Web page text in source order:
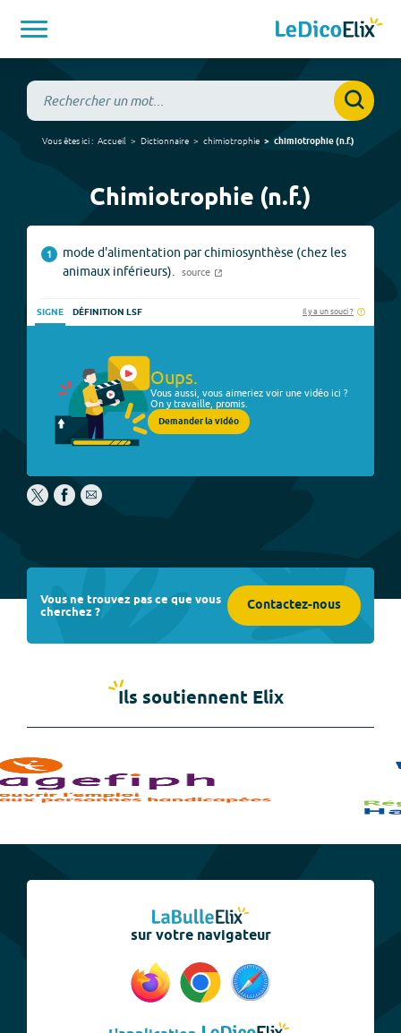
Vous êtes ici : Accueil Dictionnaire chimiotrophie chimiotrophie(n.f.)
Chimiotrophie (n.f.)
1
mode d'alimentation par chimiosynthèse (chez les
animaux inférieurs).
source
SIGNE DÉFINITION LSF Il y a un souci ?
Oups.
Vous aussi, vous aimeriez voir une vidéo ici ?
On y travaille, promis.
Demander la vidéo
Vous ne trouvez pas ce que vous
cherchez ? Contactez-nous
Ils soutiennent Elix
sur votre navigateur